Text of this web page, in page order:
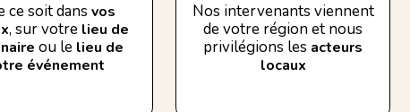
ce soit dans vos
, sur votre lieu de
ou le lieu de
événement
Nos intervenants viennent
de votre région et nous
privilégions les acteurs
locaux